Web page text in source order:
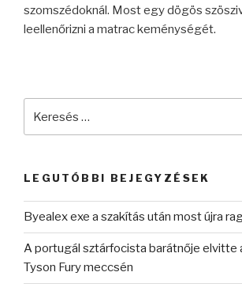
szomszédoknál. Most egy dögös
leellenőrizni a matrac keménységét.
LEGUTÓBBI BEJEGYZÉSEK
Byealex exe a szakítás után most újra
A portugál sztárfocista barátnője elvitte
Tyson Fury meccsén